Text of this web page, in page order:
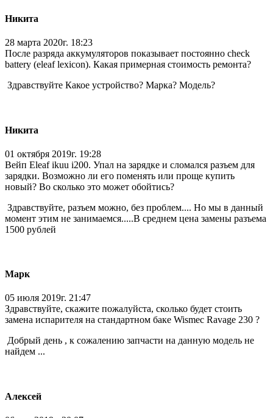
Никита
28 марта 2020г. 18:23
После разряда аккумуляторов показывает постоянно check
battery (eleaf lexicon). Какая примерная стоимость ремонта?
Здравствуйте Какое устройство? Марка? Модель?
Никита
01 октября 2019г. 19:28
Вейп Eleaf ikuu i200. Упал на зарядке и сломался разъем для
зарядки. Возможно ли его поменять или проще купить
новый? Во сколько это может обойтись?
Здравствуйте, разъем можно, без проблем.... Но мы в данный
момент этим не занимаемся.....В среднем цена замены разъема
1500 рублей
Марк
05 июля 2019г. 21:47
Здравствуйте, скажите пожалуйста, сколько будет стоить
замена испарителя на стандартном баке Wismec Ravage 230 ?
Добрый день , к сожалению запчасти на данную модель не
найдем ...
Алексей